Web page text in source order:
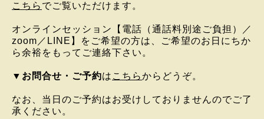
こちら でご覧いただけます。
オンラインセッション
【電話（通話料別途ご負担）／
zoom／LINE】を ご希望の方は、
ご希望のお日にちか
ら余裕をもってご連絡下さい。
▼ お問合せ・ご予約は こちらからどうぞ。
なお、当日のご予約はお受けしておりませんのでご了
承ください。